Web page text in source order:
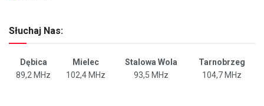
Słuchaj Nas:
Dębica Mielec Stalowa Wola
Tarnobrzeg
89,2 MHz
102,4 MHz 93,5 MHz 104,7 MHz